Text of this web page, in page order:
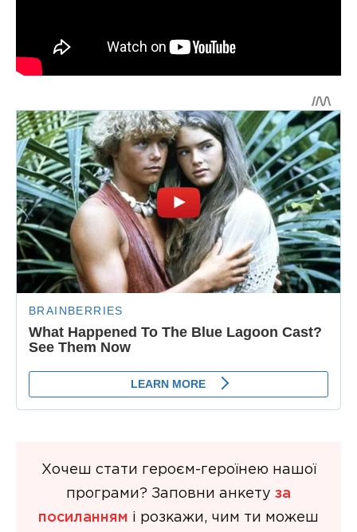
Хочеш стати героєм-героїнею нашої
програми? Заповни анкету за
посиланням і розкажи, чим ти можеш